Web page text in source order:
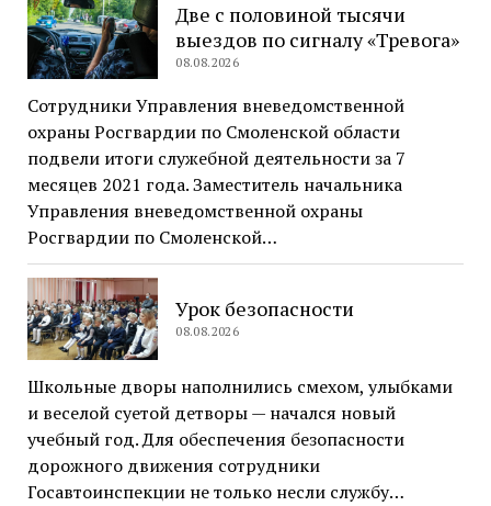
Две с половиной тысячи
выездов по сигналу «Тревога»
08.08.2026
Сотрудники Управления вневедомственной
охраны Росгвардии по Смоленской области
подвели итоги служебной деятельности за 7
месяцев 2021 года. Заместитель начальника
Управления вневедомственной охраны
Росгвардии по Смоленской…
Урок безопасности
08.08.2026
Школьные дворы наполнились смехом, улыбками
и веселой суетой детворы — начался новый
учебный год. Для обеспечения безопасности
дорожного движения сотрудники
Госавтоинспекции не только несли службу…